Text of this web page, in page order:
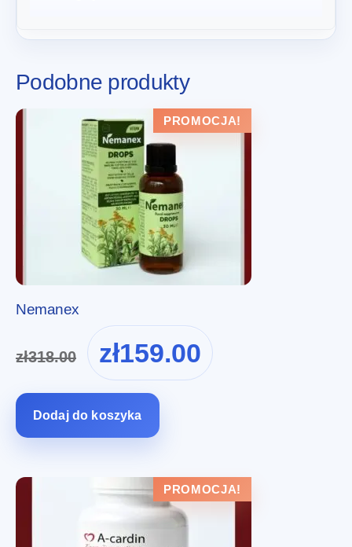
Podobne produkty
PROMOCJA!
Nemanex
zł318.00
Pierwotna
cena
wynosiła:
zł159.00
cena
Dodaj do koszyka
PROMOCJA!